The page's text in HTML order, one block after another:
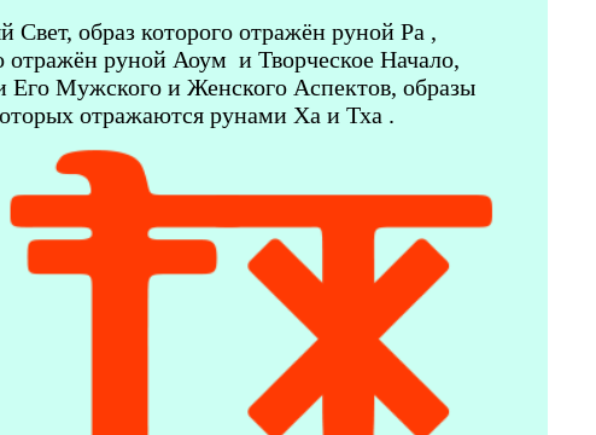
образ которого отражён руной Ра ,
отражён руной Аоум и Творческое Начало,
Его Мужского и Женского Аспектов, образы
отражаются рунами Ха и Тха .